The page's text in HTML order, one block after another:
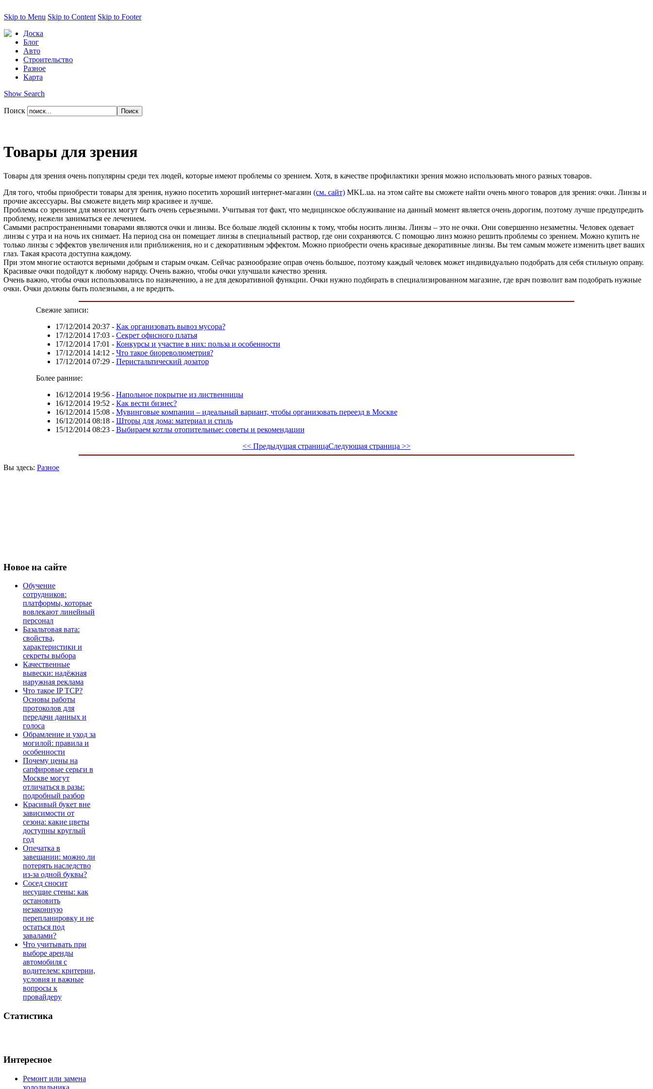
Skip to Menu Skip to Content Skip to Footer
Доска
Блог
Авто
Строительство
Разное
Карта
Show Search
Поиск
Товары для зрения
Товары для зрения очень популярны среди тех людей, которые имеют проблемы со зрением. Хотя, в качестве профилактики зрения можно использовать много разных товаров.
Для того, чтобы приобрести товары для зрения, нужно посетить хороший интернет-магазин (см. сайт) MKL.ua. на этом сайте вы сможете найти очень много товаров для зрения: очки. Линзы и
прочие аксессуары. Вы сможете видеть мир красивее и лучше.
Проблемы со зрением для многих могут быть очень серьезными. Учитывая тот факт, что медицинское обслуживание на данный момент является очень дорогим, поэтому лучше предупредить
проблему, нежели заниматься ее лечением.
Самыми распространенными товарами являются очки и линзы. Все больше людей склонны к тому, чтобы носить линзы. Линзы – это не очки. Они совершенно незаметны. Человек одевает
линзы с утра и на ночь их снимает. На период сна он помещает линзы в специальный раствор, где они сохраняются. С помощью линз можно решить проблемы со зрением. Можно купить не
только линзы с эффектов увеличения или приближения, но и с декоративным эффектом. Можно приобрести очень красивые декоративные линзы. Вы тем самым можете изменить цвет ваших
глаз. Такая красота доступна каждому.
При этом многие остаются верными добрым и старым очкам. Сейчас разнообразие оправ очень большое, поэтому каждый человек может индивидуально подобрать для себя стильную оправу.
Красивые очки подойдут к любому наряду. Очень важно, чтобы очки улучшали качество зрения.
Очень важно, чтобы очки использовались по назначению, а не для декоративной функции. Очки нужно подбирать в специализированном магазине, где врач позволит вам подобрать нужные
очки. Очки должны быть полезными, а не вредить.
Свежие записи:
17/12/2014 20:37- Как организовать вывоз мусора?
17/12/2014 17:03- Секрет офисного платья
17/12/2014 17:01 - Конкурсы и участие в них: польза и особенности
17/12/2014 14:12 - Что такое биореволюметрия?
17/12/2014 07:29- Перистальтический дозатор
Более ранние:
16/12/2014 19:56- Напольное покрытие из лиственницы
16/12/2014 19:52 - Как вести бизнес?
16/12/2014 15:08- Мувинговые компании – идеальный вариант, чтобы организовать переезд в Москве
16/12/2014 08:18- Шторы для дома: материал и стиль
15/12/2014 08:23- Выбираем котлы отопительные: советы и рекомендации
<< Предыдущая страницаСледующая страница >>
Вы здесь: Разное
Новое на сайте
Обучение
сотрудников:
платформы, которые
вовлекают линейный
персонал
Базальтовая вата:
свойства,
характеристики и
секреты выбора
Качественные
вывески: надёжная
наружная реклама
Что такое IP TCP?
Основы работы
протоколов для
передачи данных и
голоса
Обрамление и уход за
могилой: правила и
особенности
Почему цены на
сапфировые серьги в
Москве могут
отличаться в разы:
подробный разбор
Красивый букет вне
зависимости от
сезона: какие цветы
доступны круглый
год
Опечатка в
завещании: можно ли
потерять наследство
из-за одной буквы?
Сосед сносит
несущие стены: как
остановить
незаконную
перепланировку и не
остаться под
завалами?
Что учитывать при
выборе аренды
автомобиля с
водителем: критерии,
условия и важные
вопросы к
провайдеру
Статистика
Интересное
Ремонт или замена